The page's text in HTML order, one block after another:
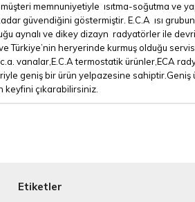
memnuniyetiyle ısıtma-soğutma ve
güvendiğini göstermiştir. E.C.A ısı
aynalı ve dikey dizayn radyatörler ile
Türkiye’nin heryerinde kurmuş olduğu
vanalar,E.C.A termostatik ürünler,ECA
geniş bir ürün yelpazesine sahiptir.Geniş
çıkarabilirsiniz.
Etiketler